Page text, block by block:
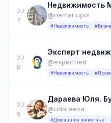
27
7
Недвижимость
@nemariupol
#Недвижимость
27
8
@expertned
#Недвижимость
27
9
Дараева Юля.
@udaraeva
#Домашние животные